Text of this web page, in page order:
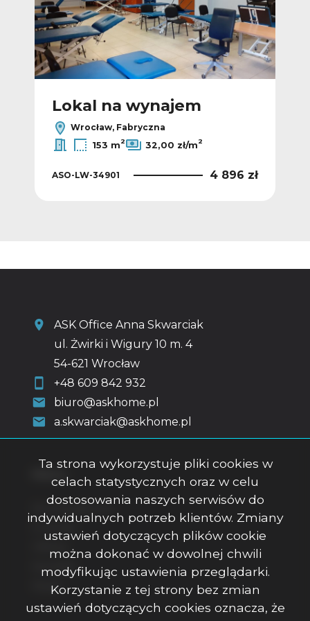
Lokal na wynajem
Wrocław, Fabryczna
153 m2 32,00 zł/m2
ASO-LW-34901 4 896 zł
ASK Office Anna Skwarciak
ul. Żwirki i Wigury 10 m. 4
54-621 Wrocław
+48 609 842 932
biuro@askhome.pl
a.skwarciak@askhome.pl
Strona główna
O firmie
Kontakt
Rodo
Ta strona wykorzystuje pliki cookies w
celach statystycznych oraz w celu
dostosowania naszych serwisów do
indywidualnych potrzeb klientów. Zmiany
ustawień dotyczących plików cookie
można dokonać w dowolnej chwili
modyfikując ustawienia przeglądarki.
Korzystanie z tej strony bez zmian
ustawień dotyczących cookies oznacza, że